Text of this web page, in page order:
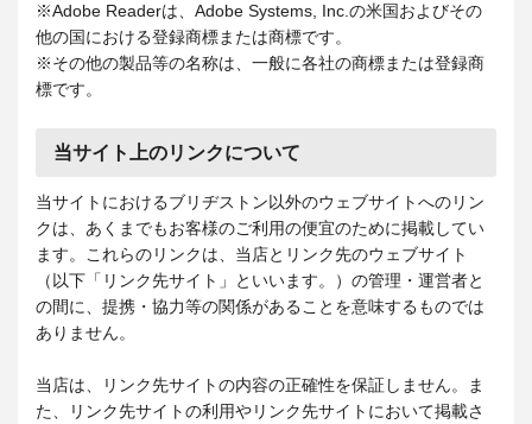
※Adobe Readerは、Adobe Systems, Inc.の米国およびその
他の国における登録商標または商標です。
※その他の製品等の名称は、一般に各社の商標または登録商
標です。
当サイト上のリンクについて
当サイトにおけるブリヂストン以外のウェブサイトへのリン
クは、あくまでもお客様のご利用の便宜のために掲載してい
ます。これらのリンクは、当店とリンク先のウェブサイト
（以下「リンク先サイト」といいます。）の管理・運営者と
の間に、提携・協力等の関係があることを意味するものでは
ありません。
当店は、リンク先サイトの内容の正確性を保証しません。ま
た、リンク先サイトの利用やリンク先サイトにおいて掲載さ